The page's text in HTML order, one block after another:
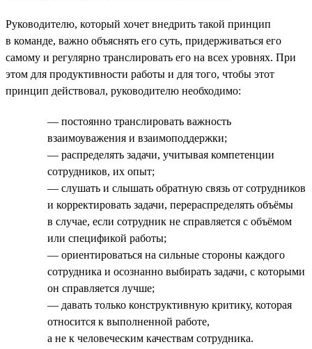
Руководителю, который хочет внедрить такой принцип
в команде, важно объяснять его суть, придерживаться его
самому и регулярно транслировать его на всех уровнях. При
этом для продуктивности работы и для того, чтобы этот
принцип действовал, руководителю необходимо:
— постоянно транслировать важность
взаимоуважения и взаимоподдержки;
— распределять задачи, учитывая компетенции
сотрудников, их опыт;
— слушать и слышать обратную связь от сотрудников
и корректировать задачи, перераспределять объёмы
в случае, если сотрудник не справляется с объёмом
или спецификой работы;
— ориентироваться на сильные стороны каждого
сотрудника и осознанно выбирать задачи, с которыми
он справляется лучше;
— давать только конструктивную критику, которая
относится к выполненной работе,
а не к человеческим качествам сотрудника.